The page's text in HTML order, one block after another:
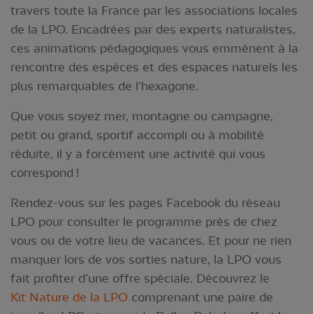
travers toute la France par les associations locales
de la LPO. Encadrées par des experts naturalistes,
ces animations pédagogiques vous emmènent à la
rencontre des espèces et des espaces naturels les
plus remarquables de l’hexagone.
Que vous soyez mer, montagne ou campagne,
petit ou grand, sportif accompli ou à mobilité
réduite, il y a forcément une activité qui vous
correspond !
Rendez-vous sur les pages Facebook du réseau
LPO pour consulter le programme près de chez
vous ou de votre lieu de vacances. Et pour ne rien
manquer lors de vos sorties nature, la LPO vous
fait profiter d’une offre spéciale. Découvrez le
Kit Nature de la LPO comprenant une paire de